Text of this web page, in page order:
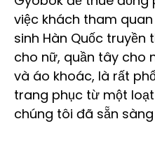
việc khách tham
sinh Hàn Quốc
cho nữ, quần tây cho
và áo khoác, là rất
trang phục từ một
chúng tôi đã sẵn